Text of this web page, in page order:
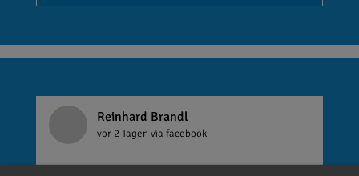
Reinhard Brandl
vor 2 Tagen via facebook